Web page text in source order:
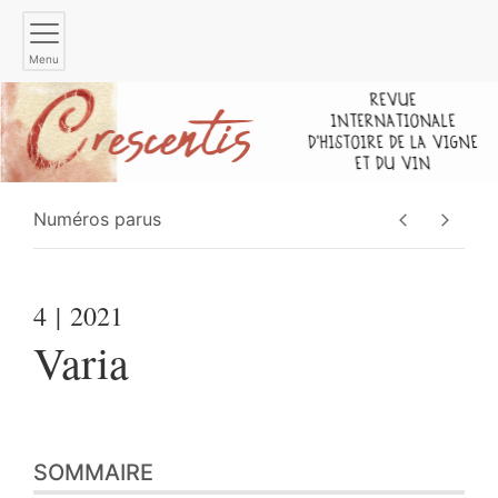
Menu
Numéros parus
4 | 2021
Varia
SOMMAIRE